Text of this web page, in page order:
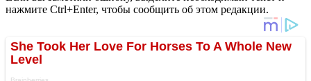
нажмите Ctrl+Enter, чтобы сообщить об этом редакции.